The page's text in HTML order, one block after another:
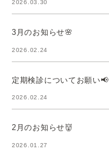
2026.03.30
3月のお知らせ🌸
2026.02.24
定期検診についてお願い📢
2026.02.24
2月のお知らせ👹
2026.01.27